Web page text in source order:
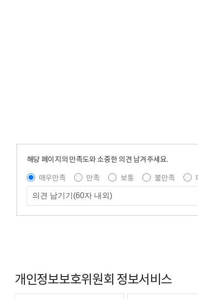
해당 페이지의 만족도와 소중한 의견 남겨주세요.
매우만족
만족 보통 불만족
개인정보보호위원회 정보서비스